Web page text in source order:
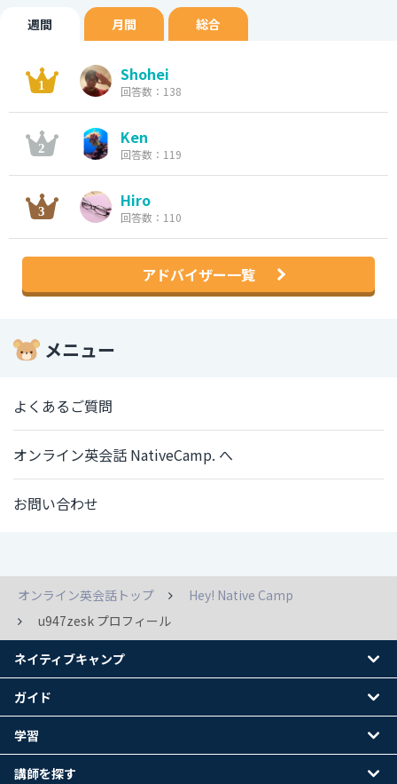
週間 月間 総合
Shohei
回答数：138
Ken
回答数：119
Hiro
回答数：110
アドバイザー一覧
メニュー
よくあるご質問
オンライン英会話 NativeCamp. へ
お問い合わせ
オンライン英会話トップ
Hey! Native Camp
u947zesk プロフィール
ネイティブキャンプ
ガイド
学習
講師を探す